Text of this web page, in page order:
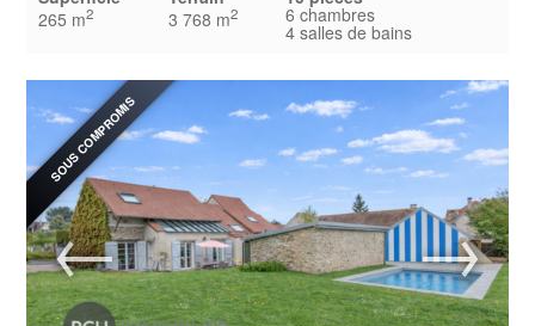
265 m2
3 768 m2 6 chambres
4 salles de bains
SOUS COMPROMIS